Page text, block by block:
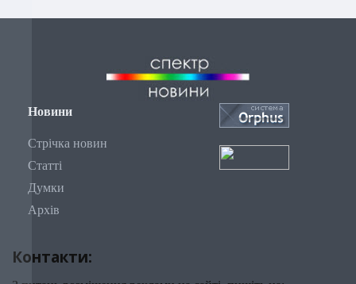
Новини
Стрічка новин
Статті
Думки
Архів
Контакти: